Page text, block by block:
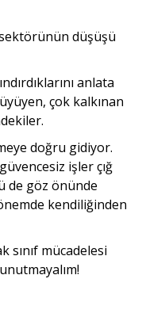
düşüşü
anlata
çok kalkınan
doğru gidiyor.
işler çığ
de göz önünde
kendiliğinden
mücadelesi